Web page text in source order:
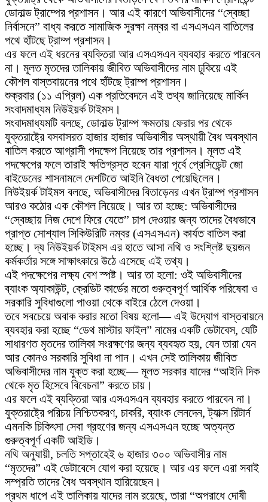
ডোনাল্ড ট্রাম্পের প্রশাসন। আর এই কারণে অভিবাসীদের “স্বেচ্ছা
নির্বাসনে” বাধ্য করতে সামাজিক সুরক্ষা নম্বর বা এসএসএন বাতিলের
পথে হাঁটছে ট্রাম্প প্রশাসন।
এর ফলে এই ধরনের ব্যক্তিরা আর এসএসএন ব্যবহার করতে পারবেন
না। মূলত মৃতদের তালিকায় জীবিত অভিবাসীদের নাম ঢুকিয়ে এই
কৌশল বাস্তবায়নের পথে হাঁটছে ট্রাম্প প্রশাসন।
শুক্রবার (১১ এপ্রিল) এক প্রতিবেদনে এই তথ্য জানিয়েছে মার্কিন
সংবাদমাধ্যম নিউইয়র্ক টাইমস।
সংবাদমাধ্যমটি বলছে, ডোনাল্ড ট্রাম্প ক্ষমতায় ফেরার পর থেকে
যুক্তরাষ্ট্রে বসবাসরত হাজার হাজার অভিবাসীর অস্থায়ী বৈধ অবস্থান
বাতিল করতে আগ্রাসী পদক্ষেপ নিয়েছে তার প্রশাসন। মূলত এই
পদক্ষেপের ফলে তারাই ক্ষতিগ্রস্ত হবেন যারা পূর্বে প্রেসিডেন্ট জো
বাইডেনের শাসনামলে দেশটিতে আইনি বৈধতা পেয়েছিলেন।
নিউইয়র্ক টাইমস বলছে, অভিবাসীদের বিতাড়েনর এখন ট্রাম্প প্রশাসন
আরও কঠোর এক কৌশল নিয়েছে। আর তা হচ্ছে: অভিবাসীদের
“স্বেচ্ছায় নিজ দেশে ফিরে যেতে” চাপ দেওয়ার জন্য তাদের বৈধভাবে
প্রাপ্ত সোশ্যাল সিকিউরিটি নম্বর (এসএসএন) কার্যত বাতিল করা
হচ্ছে। দ্য নিউইয়র্ক টাইমস এর হাতে আসা নথি ও সংশ্লিষ্ট ছয়জন
কর্মকর্তার সঙ্গে সাক্ষাৎকারে উঠে এসেছে এই তথ্য।
এই পদক্ষেপের লক্ষ্য বেশ স্পষ্ট। আর তা হলো: ওই অভিবাসীদের
ব্যাংক অ্যাকাউন্ট, ক্রেডিট কার্ডের মতো গুরুত্বপূর্ণ আর্থিক পরিষেবা ও
সরকারি সুবিধাগুলো পাওয়া থেকে বাইরে ঠেলে দেওয়া।
তবে সবচেয়ে অবাক করার মতো বিষয় হলো— এই উদ্যোগ বাস্তবায়নে
ব্যবহার করা হচ্ছে “ডেথ মাস্টার ফাইল” নামের একটি ডেটাবেস, যেটি
সাধারণত মৃতদের তালিকা সংরক্ষণের জন্য ব্যবহৃত হয়, যেন তারা যেন
আর কোনও সরকারি সুবিধা না পান। এখন সেই তালিকায় জীবিত
অভিবাসীদের নাম যুক্ত করা হচ্ছে— মূলত সরকার যাদের “আইনি দিক
থেকে মৃত হিসেবে বিবেচনা” করতে চায়।
এর ফলে এই ব্যক্তিরা আর এসএসএন ব্যবহার করতে পারবেন না।
যুক্তরাষ্ট্রে পরিচয় নিশ্চিতকরণ, চাকরি, ব্যাংক লেনদেন, ট্যাক্স রিটার্ন
এমনকি চিকিৎসা সেবা গ্রহণের জন্য এসএসএন হচ্ছে অত্যন্ত
গুরুত্বপূর্ণ একটি আইডি।
নথি অনুযায়ী, চলতি সপ্তাহেই ৬ হাজার ৩০০ অভিবাসীর নাম
“মৃতদের” এই ডেটাবেসে যোগ করা হয়েছে। আর এর ফলে এরা সবাই
সম্প্রতি তাদের বৈধ অবস্থান হারিয়েছেন।
প্রথম ধাপে এই তালিকায় যাদের নাম রয়েছে, তারা “অপরাধে দোষী